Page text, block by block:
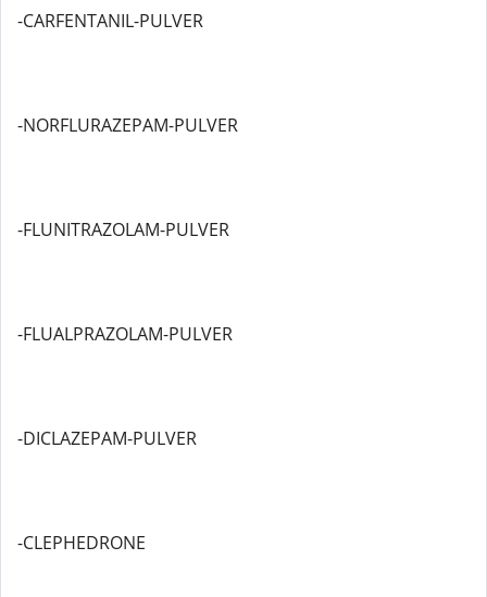
-CARFENTANIL-PULVER
-NORFLURAZEPAM-PULVER
-FLUNITRAZOLAM-PULVER
-FLUALPRAZOLAM-PULVER
-DICLAZEPAM-PULVER
-CLEPHEDRONE